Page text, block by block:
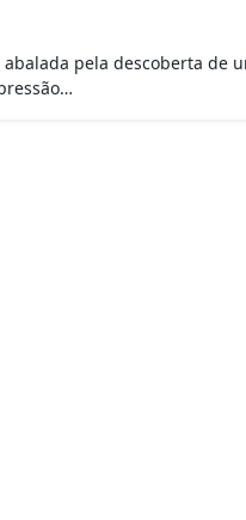
pela descoberta de